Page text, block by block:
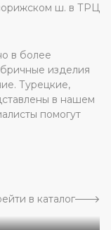
ш. в ТРЦ
в более
изделия
Турецкие,
в нашем
помогут
в каталог